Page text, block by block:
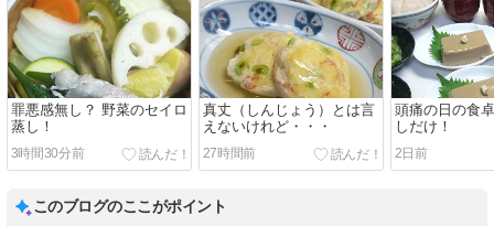
罪悪感無し？ 野菜のセイロ
蒸し！
3時間30分前
真丈（しんじょう）とは言
えないけれど・・・
27時間前
頭痛の日の食
しだけ！
2日前
このブログのここがポイント